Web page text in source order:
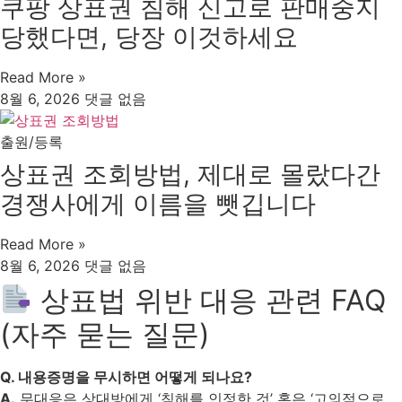
쿠팡 상표권 침해 신고로 판매중지
당했다면, 당장 이것하세요
Read More »
8월 6, 2026 댓글 없음
출원/등록
상표권 조회방법, 제대로 몰랐다간
경쟁사에게 이름을 뺏깁니다
Read More »
8월 6, 2026 댓글 없음
상표법 위반 대응 관련 FAQ
(자주 묻는 질문)
Q. 내용증명을 무시하면 어떻게 되나요?
A. 무대응은 상대방에게 ‘침해를 인정한 것’ 혹은 ‘고의적으로